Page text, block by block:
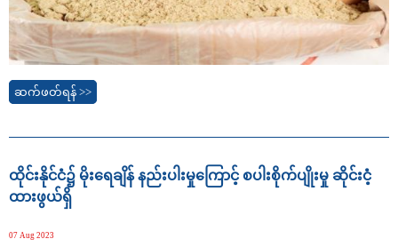
ဆက်ဖတ်ရန် >>
ထိုင်းနိုင်ငံ၌ မိုးရေချိန် နည်းပါးမှုကြောင့် စပါးစိုက်ပျိုးမှု ဆိုင်းငံ့
ထားဖွယ်ရှိ
07 Aug 2023